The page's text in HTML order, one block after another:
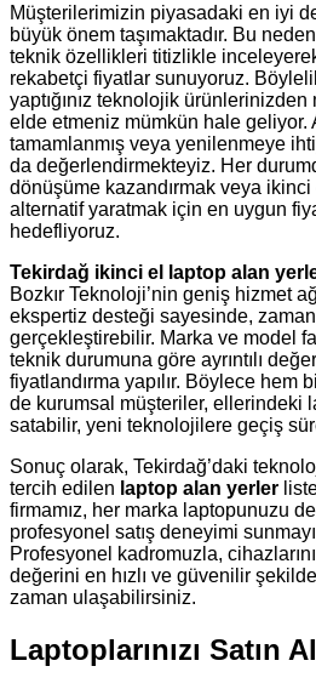
Müşterilerimizin piyasadaki en iyi
büyük önem taşımaktadır. Bu
teknik özellikleri titizlikle
rekabetçi fiyatlar sunuyoruz.
yaptığınız teknolojik
elde etmeniz mümkün hale geliyor.
tamamlanmış veya yenilenmeye
da değerlendirmekteyiz. Her
dönüşüme kazandırmak veya
alternatif yaratmak için en uygun
hedefliyoruz.
Tekirdağ ikinci el laptop alan
Bozkır Teknoloji’nin geniş hizmet
ekspertiz desteği sayesinde,
gerçekleştirebilir. Marka ve model
teknik durumuna göre ayrıntılı
fiyatlandırma yapılır. Böylece hem
de kurumsal müşteriler, ellerindeki
satabilir, yeni teknolojilere geçiş
Sonuç olarak, Tekirdağ’daki
tercih edilen laptop alan yerler
firmamız, her marka laptopunuzu
profesyonel satış deneyimi
Profesyonel kadromuzla,
değerini en hızlı ve güvenilir
zaman ulaşabilirsiniz.
Laptoplarınızı Satın